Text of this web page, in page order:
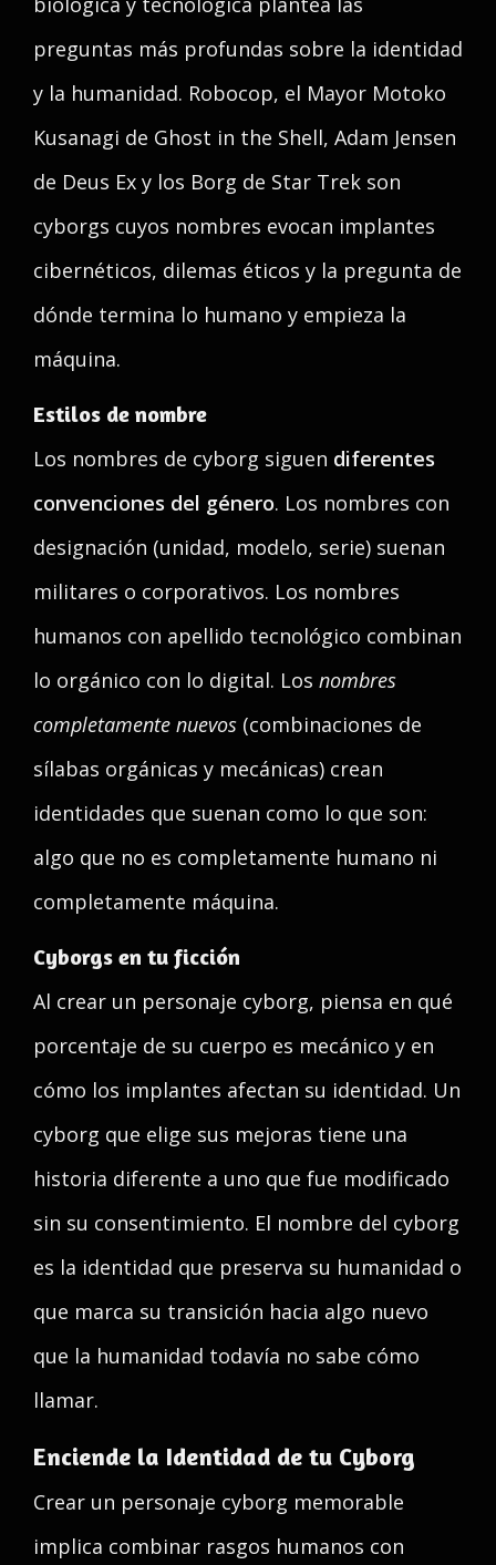
preguntas más profundas sobre la identidad
y la humanidad. Robocop, el Mayor Motoko
Kusanagi de Ghost in the Shell, Adam Jensen
de Deus Ex y los Borg de Star Trek son
cyborgs cuyos nombres evocan implantes
cibernéticos, dilemas éticos y la pregunta de
dónde termina lo humano y empieza la
máquina.
Estilos de nombre
Los nombres de cyborg siguen diferentes
convenciones del género. Los nombres con
designación (unidad, modelo, serie) suenan
militares o corporativos. Los nombres
humanos con apellido tecnológico combinan
lo orgánico con lo digital. Los nombres
completamente nuevos (combinaciones de
sílabas orgánicas y mecánicas) crean
identidades que suenan como lo que son:
algo que no es completamente humano ni
completamente máquina.
Cyborgs en tu ficción
Al crear un personaje cyborg, piensa en qué
porcentaje de su cuerpo es mecánico y en
cómo los implantes afectan su identidad. Un
cyborg que elige sus mejoras tiene una
historia diferente a uno que fue modificado
sin su consentimiento. El nombre del cyborg
es la identidad que preserva su humanidad o
que marca su transición hacia algo nuevo
que la humanidad todavía no sabe cómo
llamar.
Enciende la Identidad de tu Cyborg
Crear un personaje cyborg memorable
implica combinar rasgos humanos con